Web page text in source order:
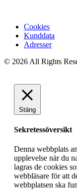
Cookies
Kunddata
Adresser
© 2026 All Rights
Stäng
Sekretessöversikt
Denna webbplats
upplevelse när du
lagras de cookies
webbläsare för att
webbplatsen ska